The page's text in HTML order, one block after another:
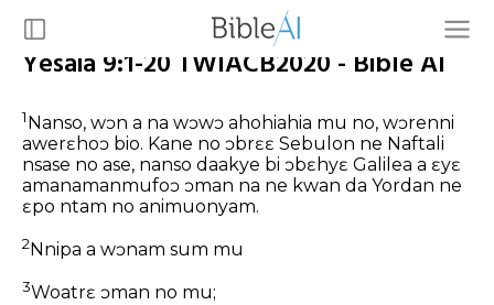
Yesaia 9:1-20 TWIACB2020 - Bible AI
1Nanso, wɔn a na wɔwɔ ahohiahia mu no, wɔrenni
awerɛhoɔ bio. Kane no ɔbrɛɛ Sebulon ne Naftali
nsase no ase, nanso daakye bi ɔbɛhyɛ Galilea a ɛyɛ
amanamanmufoɔ ɔman na ne kwan da Yordan ne
ɛpo ntam no animuonyam.
2 Nnipa a wɔnam sum mu
3Woatrɛ ɔman no mu;